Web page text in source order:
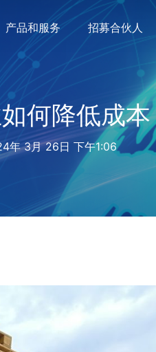
产品和服务 招募合伙人
何降低成本
年 3月 26日 下午1:06